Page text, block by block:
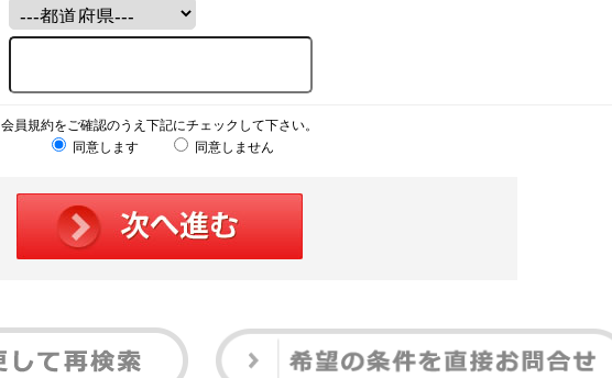
会員規約をご確認のうえ下記にチェックして下さい。
同意します
同意しません